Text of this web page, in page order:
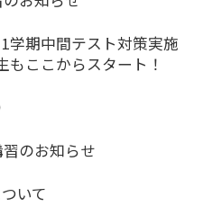
1学期中間テスト対策実施
こからスタート！
のお知らせ
いて